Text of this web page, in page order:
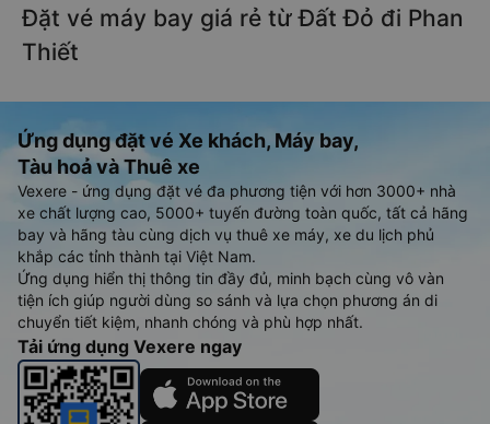
Đặt vé máy bay giá rẻ từ Đất Đỏ đi Phan
Thiết
Ứng dụng đặt vé Xe khách, Máy bay,
Tàu hoả và Thuê xe
Vexere - ứng dụng đặt vé đa phương tiện với hơn 3000+ nhà
xe chất lượng cao, 5000+ tuyến đường toàn quốc, tất cả hãng
bay và hãng tàu cùng dịch vụ thuê xe máy, xe du lịch phủ
khắp các tỉnh thành tại Việt Nam.
Ứng dụng hiển thị thông tin đầy đủ, minh bạch cùng vô vàn
tiện ích giúp người dùng so sánh và lựa chọn phương án di
chuyển tiết kiệm, nhanh chóng và phù hợp nhất.
Tải ứng dụng Vexere ngay